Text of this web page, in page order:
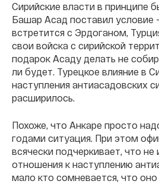
Сирийские власти в принципе
Башар Асад поставил условие
встретится с Эрдоганом,
свои войска с сирийской
подарок Асаду делать не
ли будет. Турецкое влияние в
наступления антиасадовских
расширилось.
Похоже, что Анкаре просто
годами ситуация. При этом
всячески подчеркивает, что не
отношения к наступлению
мало кто сомневается, что